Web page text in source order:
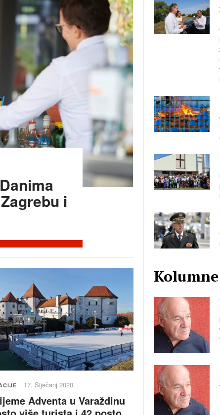
i
17. Siječanj 2020.
Adventa u Varaždinu
Kolumne